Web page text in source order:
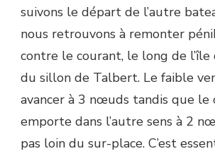
suivons le départ de l’autre
nous retrouvons à remonter
contre le courant, le long de
du sillon de Talbert. Le faible
avancer à 3 nœuds tandis que le
emporte dans l’autre sens à 2
pas loin du sur-place. C’est